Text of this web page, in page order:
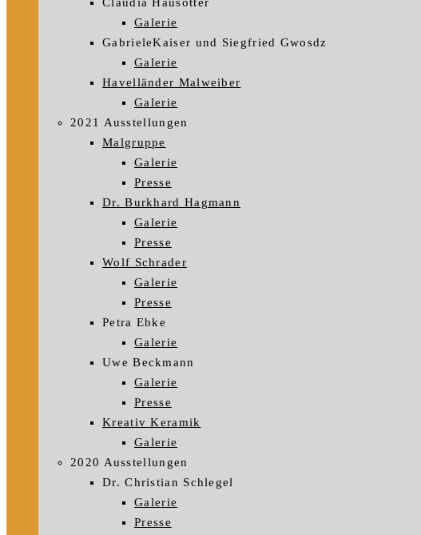
Galerie
GabrieleKaiser und Siegfried Gwosdz
Galerie
Havelländer Malweiber
Galerie
2021 Ausstellungen
Malgruppe
Galerie
Presse
Dr. Burkhard Hagmann
Galerie
Presse
Wolf Schrader
Galerie
Presse
Petra Ebke
Galerie
Uwe Beckmann
Galerie
Presse
Kreativ Keramik
Galerie
2020 Ausstellungen
Dr. Christian Schlegel
Galerie
Presse